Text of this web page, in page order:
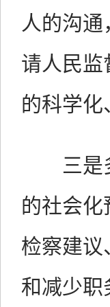
人的沟
请人民监
的科学
三是多
的社会
检察建议
和减少职